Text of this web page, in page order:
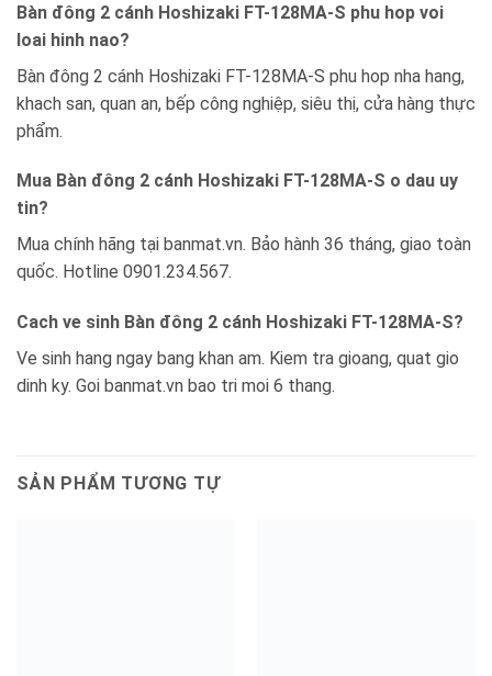
Bàn đông 2 cánh Hoshizaki FT-128MA-S phu hop voi
loai hinh nao?
Bàn đông 2 cánh Hoshizaki FT-128MA-S phu hop nha hang,
khach san, quan an, bếp công nghiệp, siêu thị, cửa hàng thực
phẩm.
Mua Bàn đông 2 cánh Hoshizaki FT-128MA-S o dau uy
tin?
Mua chính hãng tại banmat.vn. Bảo hành 36 tháng, giao toàn
quốc. Hotline 0901.234.567.
Cach ve sinh Bàn đông 2 cánh Hoshizaki FT-128MA-S?
Ve sinh hang ngay bang khan am. Kiem tra gioang, quat gio
dinh ky. Goi banmat.vn bao tri moi 6 thang.
SẢN PHẨM TƯƠNG TỰ